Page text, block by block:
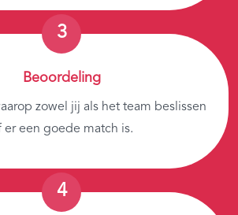
Beoordeling
zowel jij als het team beslissen
er een goede match is.